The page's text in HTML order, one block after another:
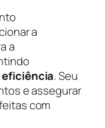
a
a
. Seu
e assegurar
com